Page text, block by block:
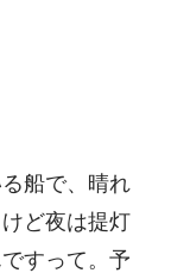
船で、晴れ
ど夜は提灯
すって。予